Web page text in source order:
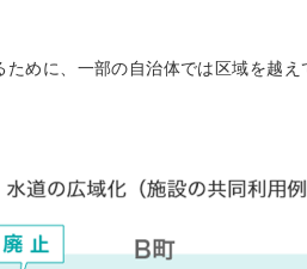
めに、一部の自治体では区域を越